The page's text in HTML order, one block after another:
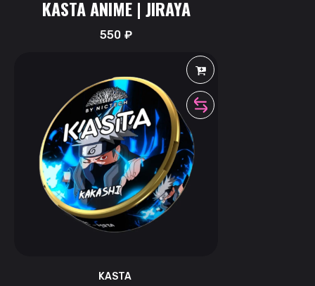
KASTA ANIME | JIRAYA
550₽
KASTA